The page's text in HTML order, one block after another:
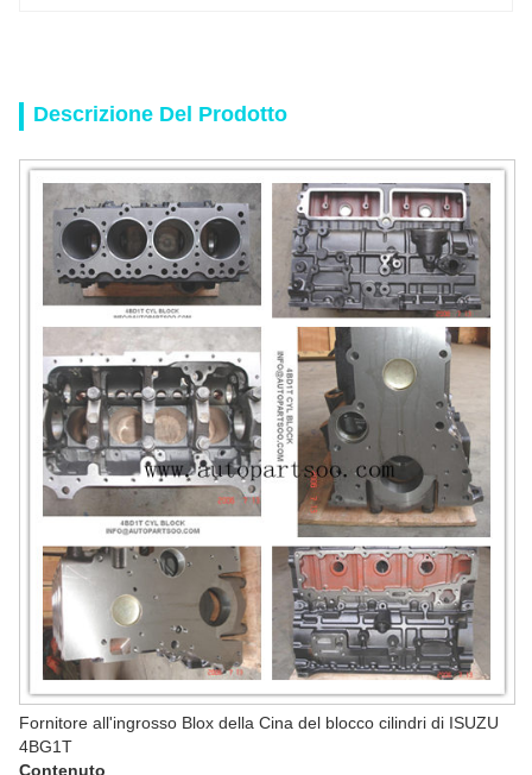
Descrizione Del Prodotto
Fornitore all'ingrosso Blox della Cina del blocco cilindri di ISUZU
4BG1T
Contenuto